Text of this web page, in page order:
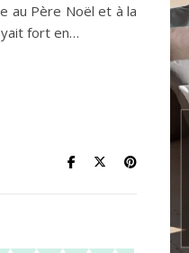
au Père Noël et à la
fort en…